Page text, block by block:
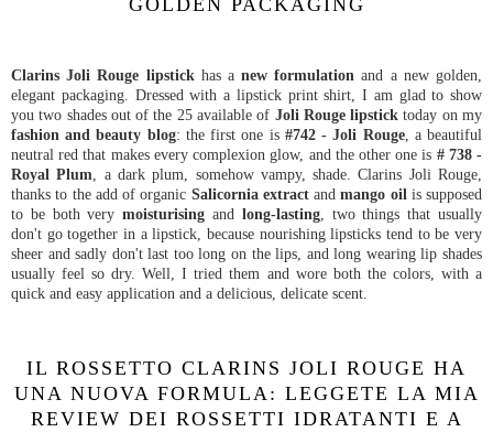
GOLDEN PACKAGING
Clarins Joli Rouge lipstickhas anew formulation and a new golden,
elegant packaging. Dressed with a lipstick print shirt, I am glad to show
you two shades out of the 25 available of Joli Rouge lipstick today on my
fashion and beauty blog: the first one is #742 - Joli Rouge, a beautiful
neutral red that makes every complexion glow, and the other one is # 738 -
Royal Plum, a dark plum, somehow vampy, shade. Clarins Joli Rouge,
thanks to the add of organic Salicornia extractandmango oilis supposed
to be both verymoisturisingand long-lasting, two things that usually
don't go together in a lipstick, because nourishing lipsticks tend to be very
sheer and sadly don't last too long on the lips, and long wearing lip shades
usually feel so dry. Well, I tried them and wore both the colors, with a
quick and easy application and a delicious, delicate scent.
IL ROSSETTO CLARINS JOLI ROUGE HA
UNA NUOVA FORMULA: LEGGETE LA MIA
REVIEW DEI ROSSETTI IDRATANTI E A